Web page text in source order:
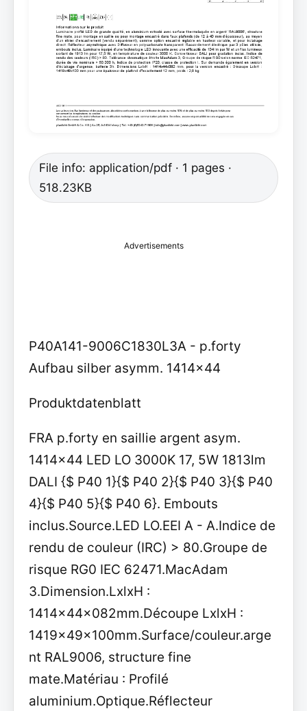
File info: application/pdf · 1 pages ·
518.23KB
Advertisements
P40A141-9006C1830L3A - p.forty
Aufbau silber asymm. 1414x44
Produktdatenblatt
FRA p.forty en saillie argent asym.
1414x44 LED LO 3000K 17, 5W 1813lm
DALI {$ P40 1}{$ P40 2}{$ P40 3}{$ P40
4}{$ P40 5}{$ P40 6}. Embouts
inclus.Source.LED LO.EEI A - A.Indice de
rendu de couleur (IRC) > 80.Groupe de
risque RG0 IEC 62471.MacAdam
3.Dimension.LxlxH :
1414x44x082mm.Découpe LxlxH :
1419x49x100mm.Surface/couleur.arge
nt RAL9006, structure fine
mate.Matériau : Profilé
aluminium.Optique.Réflecteur